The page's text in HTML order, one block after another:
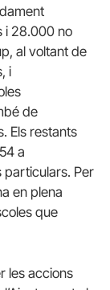
i 28.000 no
al voltant de
i
de
Els restants
a
particulars. Per
en plena
que
les accions